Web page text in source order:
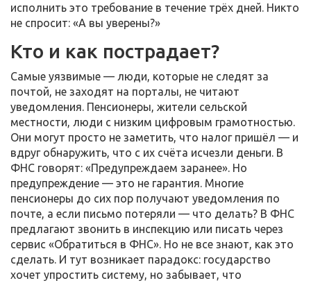
исполнить это требование в течение трёх дней. Никто
не спросит: «А вы уверены?»
Кто и как пострадает?
Самые уязвимые — люди, которые не следят за
почтой, не заходят на порталы, не читают
уведомления. Пенсионеры, жители сельской
местности, люди с низким цифровым грамотностью.
Они могут просто не заметить, что налог пришёл — и
вдруг обнаружить, что с их счёта исчезли деньги. В
ФНС говорят: «Предупреждаем заранее». Но
предупреждение — это не гарантия. Многие
пенсионеры до сих пор получают уведомления по
почте, а если письмо потеряли — что делать? В ФНС
предлагают звонить в инспекцию или писать через
сервис «Обратиться в ФНС». Но не все знают, как это
сделать. И тут возникает парадокс: государство
хочет упростить систему, но забывает, что